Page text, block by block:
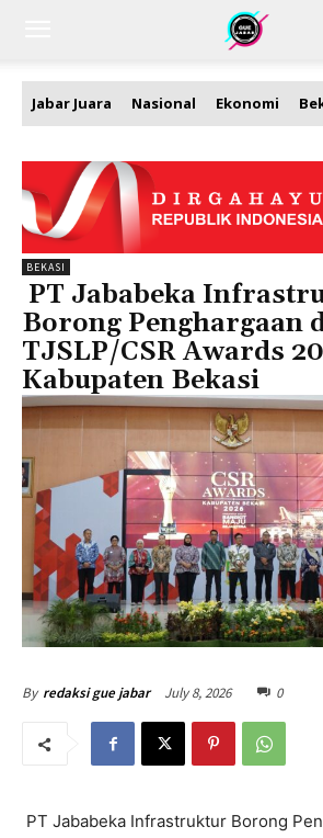
Jabar Juara Nasional Ekonomi
BEKASI
PT Jababeka
Borong Penghargaan
TJSLP/CSR Awards
Kabupaten Bekasi
By redaksi gue jabar July 8, 2026 0
PT Jababeka Infrastruktur Borong